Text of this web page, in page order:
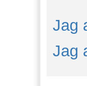
Jag
Jag